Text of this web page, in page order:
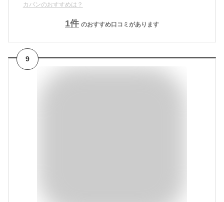
カバンのおすすめは？
1件 のおすすめ口コミがあります
9